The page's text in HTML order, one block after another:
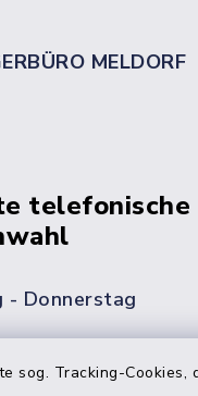
sog. Tracking-
MELDORF
- Donnerstag